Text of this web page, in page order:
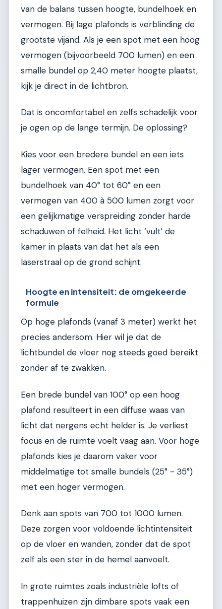
van de balans tussen hoogte, bundelhoek en
vermogen. Bij lage plafonds is verblinding de
grootste vijand. Als je een spot met een hoog
vermogen (bijvoorbeeld 700 lumen) en een
smalle bundel op 2,40 meter hoogte plaatst,
kijk je direct in de lichtbron.
Dat is oncomfortabel en zelfs schadelijk voor
je ogen op de lange termijn. De oplossing?
Kies voor een bredere bundel en een iets
lager vermogen. Een spot met een
bundelhoek van 40° tot 60° en een
vermogen van 400 à 500 lumen zorgt voor
een gelijkmatige verspreiding zonder harde
schaduwen of felheid. Het licht ‘vult’ de
kamer in plaats van dat het als een
laserstraal op de grond schijnt.
Hoogte en intensiteit: de omgekeerde
formule
Op hoge plafonds (vanaf 3 meter) werkt het
precies andersom. Hier wil je dat de
lichtbundel de vloer nog steeds goed bereikt
zonder af te zwakken.
Een brede bundel van 100° op een hoog
plafond resulteert in een diffuse waas van
licht dat nergens echt helder is. Je verliest
focus en de ruimte voelt vaag aan. Voor hoge
plafonds kies je daarom vaker voor
middelmatige tot smalle bundels (25° - 35°)
met een hoger vermogen.
Denk aan spots van 700 tot 1000 lumen.
Deze zorgen voor voldoende lichtintensiteit
op de vloer en wanden, zonder dat de spot
zelf als een ster in de hemel aanvoelt.
In grote ruimtes zoals industriële lofts of
trappenhuizen zijn dimbare spots vaak een